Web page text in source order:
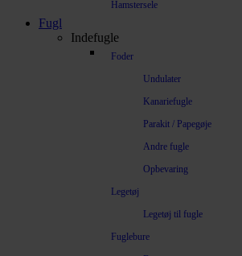
Hamstersele
Fugl
Indefugle
Foder
Undulater
Kanariefugle
Parakit / Papegøje
Andre fugle
Opbevaring
Legetøj
Legetøj til fugle
Fuglebure